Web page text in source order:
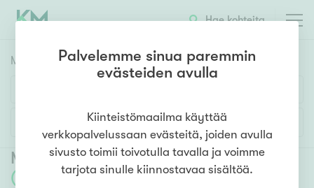
Hae kohteita
Myyntikohteet
1h 2h 3h 4h 5h+
Lisää hakuehtoja
Myytävät asunnot Kotka Aittakorpi
(
Palvelemme sinua paremmin
evästeiden avulla
Kiinteistömaailma käyttää
verkkopalvelussaan evästeitä, joiden avulla
sivusto toimii toivotulla tavalla ja voimme
tarjota sinulle kiinnostavaa sisältöä.